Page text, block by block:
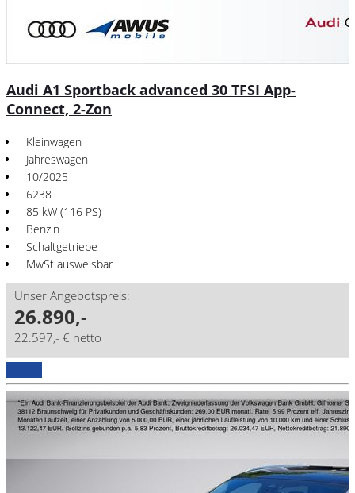
Audi A1 Sportback advanced 30 TFSI App-
Connect, 2-Zon
Kleinwagen
Jahreswagen
10/2025
6238
85 kW (116 PS)
Benzin
Schaltgetriebe
MwSt ausweisbar
Unser Angebotspreis:
26.890,-
22.597,- € netto